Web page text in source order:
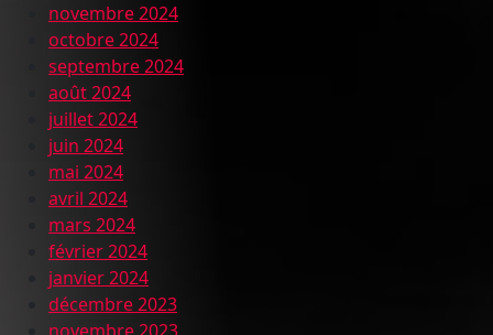
novembre 2024
octobre 2024
septembre 2024
août 2024
juillet 2024
juin 2024
mai 2024
avril 2024
mars 2024
février 2024
janvier 2024
décembre 2023